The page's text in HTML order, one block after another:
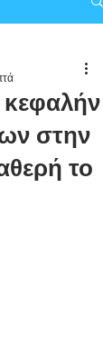
στην
το